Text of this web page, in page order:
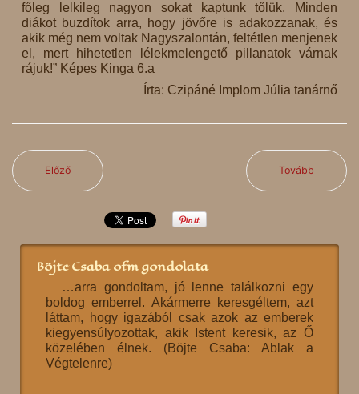
főleg lelkileg nagyon sokat kaptunk tőlük. Minden
diákot buzdítok arra, hogy jövőre is adakozzanak, és
akik még nem voltak Nagyszalontán, feltétlen menjenek
el, mert hihetetlen lélekmelengető pillanatok várnak
rájuk!” Képes Kinga 6.a
Írta: Czipáné Implom Júlia tanárnő
Előző Tovább
Böjte Csaba ofm gondolata
…arra gondoltam, jó lenne találkozni egy
boldog emberrel. Akármerre keresgéltem, azt
láttam, hogy igazából csak azok az emberek
kiegyensúlyozottak, akik Istent keresik, az Ő
közelében élnek. (Böjte Csaba: Ablak a
Végtelenre)